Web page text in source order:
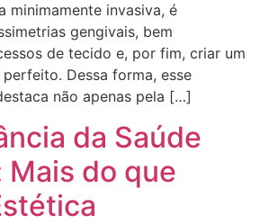
minimamente invasiva, é
gengivais, bem
de tecido e, por fim, criar um
Dessa forma, esse
não apenas pela […]
da Saúde
Mais do que